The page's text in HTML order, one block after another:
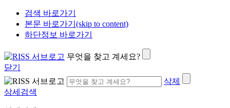
검색 바로가기
본문 바로가기(skip to content)
하단정보 바로가기
무엇을 찾고 계세요?
닫기
삭제
상세검색